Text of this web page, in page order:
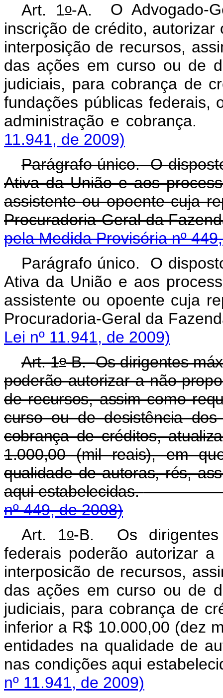
Art. 1o-A. O Advogado-
inscrição de crédito,
interposição de recursos,
das ações em curso ou de
judiciais, para cobrança de
fundações públicas federais,
administração e
11.941, de 2009)
Parágrafo único. O
Ativa da União e aos
assistente ou opoente cuja
Procuradoria-Geral
pela Medida Provisória nº
Parágrafo único. O
Ativa da União e aos
assistente ou opoente cuja
Procuradoria-Geral da
Lei nº 11.941, de 2009)
Art. 1o-B.Os dirigentes
poderão autorizar a não-
de recursos, assim como
curso ou de desistência
cobrança de créditos,
1.000,00 (mil reais), em
qualidade de autoras, rés,
aqui estabelecidas.
nº 449, de 2008)
Art. 1o-B. Os
federais poderão autorizar
interposicão de recursos,
das ações em curso ou de
judiciais, para cobrança de
inferior a R$ 10.000,00 (dez
entidades na qualidade de
nas condições aqui
nº 11.941, de 2009)